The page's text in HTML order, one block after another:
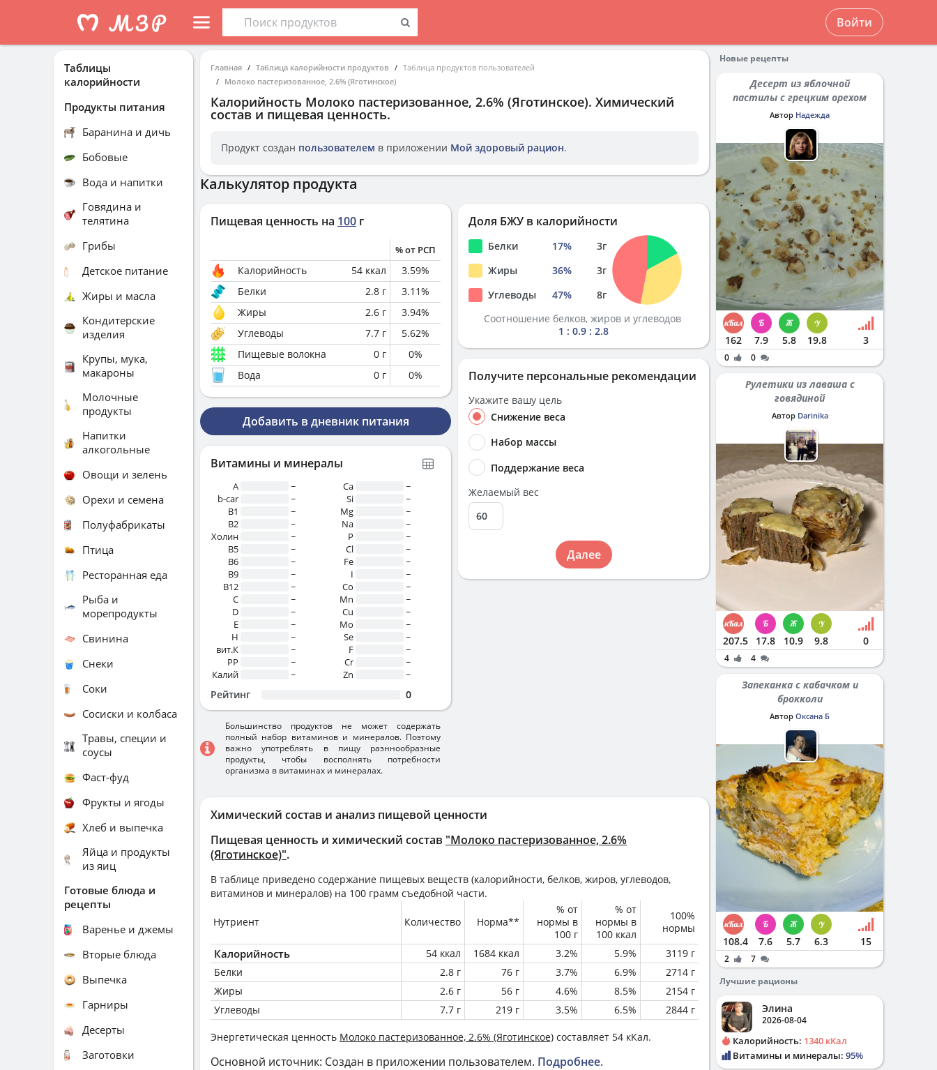
Войти
Главная Таблица калорийности продуктов
Таблица продуктов пользователей
Молоко пастеризованное, 2.6% (Яготинское)
Калорийность Молоко пастеризованное, 2.6% (Яготинское). Химический
состав и пищевая ценность.
Продукт создан пользователем в приложении Мой здоровый рацион.
Химический состав и анализ пищевой ценности
Пищевая ценность и химический состав "Молоко пастеризованное, 2.6%
(Яготинское)".
В таблице приведено содержание пищевых веществ (калорийности, белков, жиров, углеводов,
витаминов и минералов) на 100 грамм съедобной части.
Нутриент Количество Норма**
% от
нормы в
100 г
% от
нормы в
100 ккал
100%
нормы
Калорийность 54 ккал 1684 ккал 3.2% 5.9%
3119 г
Белки
2.8 г 76 г 3.7% 6.9%
2714 г
Жиры
2.6 г 56 г 4.6% 8.5%
2154 г
Углеводы
7.7 г 219 г 3.5% 6.5% 2844 г
Энергетическая ценность Молоко пастеризованное, 2.6% (Яготинское) составляет 54 кКал.
Основной источник: Создан в приложении пользователем. Подробнее.
Калькулятор продукта
Пищевая ценность на 100 г
% от РСП
Калорийность 54 ккал 3.59%
Белки
2.8 г 3.11%
Жиры
2.6 г 3.94%
Углеводы
7.7 г 5.62%
Пищевые волокна
0 г 0%
Вода
0 г 0%
Добавить в дневник питания
Витамины и минералы
A
~
b-car
~
В1
~
B2
~
Холин
~
B5
~
B6
~
B9
~
B12
~
C
~
D
~
E
~
H
~
вит.К
~
PP
~
Калий
~
Ca
~
Si
~
Mg
~
Na
~
P
~
Cl
~
Fe
~
I
~
Co
~
Mn
~
Cu
~
Mo
~
Se
~
F
~
Cr
~
Zn
~
Рейтинг 0
Большинство продуктов не может содержать
полный набор витаминов и минералов. Поэтому
важно употреблять в пищу разннообразные
продукты, чтобы восполнять потребности
организма в витаминах и минералах.
Доля БЖУ в калорийности
Белки 17% 3г
Жиры
36% 3г
Углеводы
47% 8г
Соотношение белков, жиров и углеводов
1 : 0.9 : 2.8
Получите персональные рекомендации
Укажите вашу цель
Снижение веса
Набор массы
Поддержание веса
Желаемый вес
Далее
Таблицы
калорийности
Продукты питания
Баранина и дичь
Бобовые
Вода и напитки
Говядина и
телятина
Грибы
Детское питание
Жиры и масла
Кондитерские
изделия
Крупы, мука,
макароны
Молочные
продукты
Напитки
алкогольные
Овощи и зелень
Орехи и семена
Полуфабрикаты
Птица
Ресторанная еда
Рыба и
морепродукты
Свинина
Снеки
Соки
Сосиски и колбаса
Травы, специи и
соусы
Фаст-фуд
Фрукты и ягоды
Хлеб и выпечка
Яйца и продукты
из яиц
Готовые блюда и
рецепты
Варенье и джемы
Вторые блюда
Выпечка
Гарниры
Десерты
Заготовки
Новые рецепты
Десерт из яблочной
пастилы с грецким орехом
Автор Надежда
162 7.9 5.8 19.8 3
0 0
Рулетики из лаваша с
говядиной
Автор Darinika
207.5 17.8 10.9 9.8 0
4 4
Запеканка с кабачком и
брокколи
Автор Оксана Б
108.4 7.6 5.7 6.3 15
2
7
Лучшие рационы
Элина
2026-08-04
Калорийность: 1340 кКал
Витамины и минералы: 95%